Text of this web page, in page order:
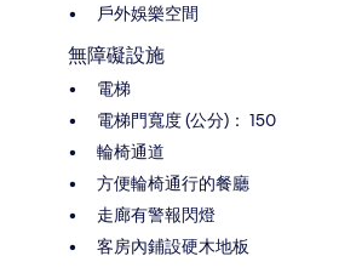
戶外娛樂空間
無障礙設施
電梯
電梯門寬度 (公分)： 150
輪椅通道
方便輪椅通行的餐廳
走廊有警報閃燈
客房內鋪設硬木地板